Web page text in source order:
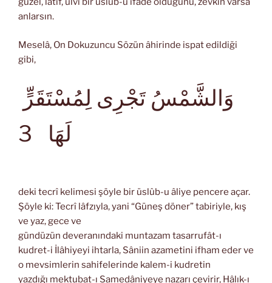
anlarsın.
Meselâ, On Dokuzuncu Sözün âhirinde ispat edildiği
gibi,
لَهَا
deki tecrî kelimesi şöyle bir üslûb-u âliye pencere açar.
Şöyle ki: Tecrî lâfzıyla, yani “Güneş döner” tabiriyle, kış
ve yaz, gece ve
gündüzün deveranındaki muntazam tasarrufât-ı
kudret-i İlâhiyeyi ihtarla, Sâniin azametini ifham eder ve
o mevsimlerin sahifelerinde kalem-i kudretin
yazdığı mektubat-ı Samedâniyeye nazarı çevirir, Hâlık-ı